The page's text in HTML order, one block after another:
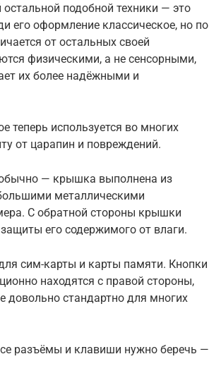
подобной техники — это
его оформление классическое, но по
от остальных своей
физическими, а не сенсорными,
их более надёжными и
используется во многих
от царапин и повреждений.
— крышка выполнена из
металлическими
С обратной стороны крышки
его содержимого от влаги.
сим-карты и карты памяти. Кнопки
находятся с правой стороны,
стандартно для многих
разъёмы и клавиши нужно беречь —